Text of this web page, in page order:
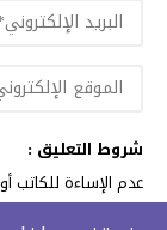
شروط التعليق :
عدم الإساءة للكاتب
الالهية. والابتعاد